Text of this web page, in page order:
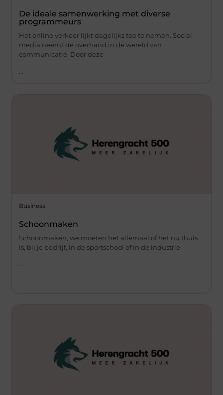
De ideale samenwerking met diverse
programmeurs
Het online verkeer lijkt dagelijks toe te nemen. Social
media neemt de overhand in de wereld van
communicatie. Door deze
Business
Schoonmaken
Schoonmaken, we moeten het allemaal of het nu thuis
is, bij je bedrijf, in de sportschool of in de industrie